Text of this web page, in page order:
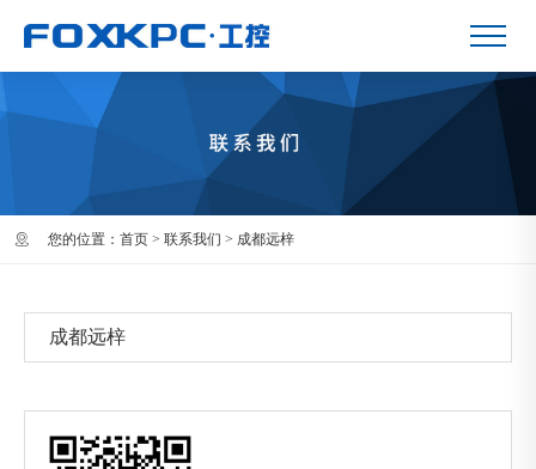
您的位置： 首页 > 联系我们 > 成都远梓
成都远梓